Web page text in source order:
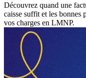
Découvrez quand une
caisse suffit et les bonnes
vos charges en LMNP.